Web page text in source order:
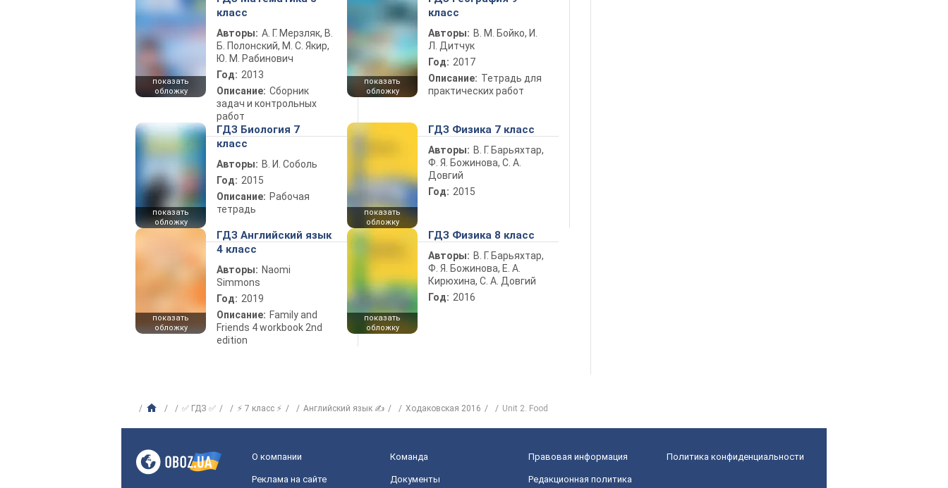
показать
обложку
класс
Авторы: А. Г. Мерзляк, В.
Б. Полонский, М. С. Якир,
Ю. М. Рабинович
Год: 2013
Описание: Сборник
задач и контрольных
работ
показать
обложку
класс
Авторы: В. М. Бойко, И.
Л. Дитчук
Год: 2017
Описание: Тетрадь для
практических работ
показать
обложку
ГДЗ Биология 7
класс
Авторы: В. И. Соболь
Год: 2015
Описание: Рабочая
тетрадь
показать
обложку
ГДЗ Физика 7 класс
Авторы: В. Г. Барьяхтар,
Ф. Я. Божинова, С. А.
Довгий
Год: 2015
показать
обложку
ГДЗ Английский язык
4 класс
Авторы: Naomi
Simmons
Год: 2019
Описание: Family and
Friends 4 workbook 2nd
edition
показать
обложку
ГДЗ Физика 8 класс
Авторы: В. Г. Барьяхтар,
Ф. Я. Божинова, Е. А.
Кирюхина, С. А. Довгий
Год: 2016
✅ ГДЗ ✅ ⚡ 7 класс ⚡ Английский язык ✍ Ходаковская 2016 Unit 2. Food
О компании Команда Правовая информация Политика конфиденциальности
Реклама на сайте Документы Редакционная политика